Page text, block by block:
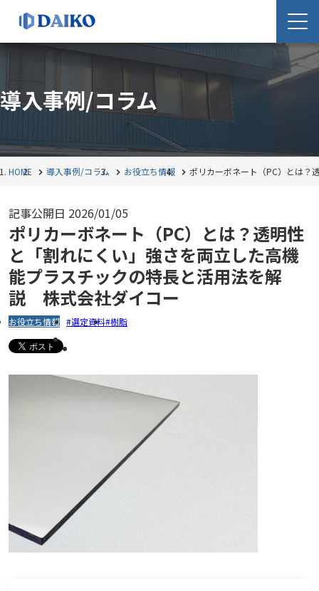
導入事例/コラム
HOME 導入事例/コラム お役立ち情報 ポリカーボネート（PC）とは？
記事公開日 2026/01/05
ポリカーボネート（PC）とは？透明性
と「割れにくい」強さを両立した高機
能プラスチックの特長と活用法を解
説 株式会社ダイコー
お役立ち情報 選定資料 樹脂